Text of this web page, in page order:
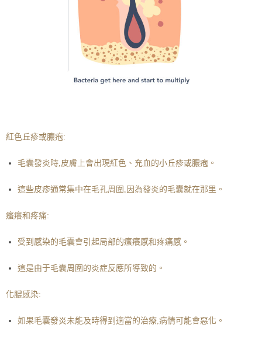
紅色丘疹或膿疱:
毛囊發炎時,皮膚上會出現紅色、充血的小丘疹或膿疱。
這些皮疹通常集中在毛孔周圍,因為發炎的毛囊就在那里。
瘙癢和疼痛:
受到感染的毛囊會引起局部的瘙癢感和疼痛感。
這是由于毛囊周圍的炎症反應所導致的。
化膿感染:
如果毛囊發炎未能及時得到適當的治療,病情可能會惡化。